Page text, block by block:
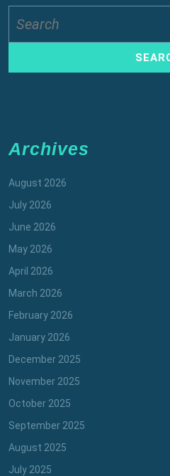
for:
Archives
August 2026
July 2026
June 2026
May 2026
April 2026
March 2026
February 2026
January 2026
December 2025
November 2025
October 2025
September 2025
August 2025
July 2025